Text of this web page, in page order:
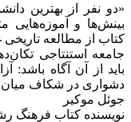
«دو نفر از بهترین
بینش‌ها و آموزه‌هایی
کتاب از مطالعه
جامعه استنتاجی
باید از آن آگاه باشد:
دشواری در شکاف میان
جوئل موکیر
نویسنده کتاب فرهنگ